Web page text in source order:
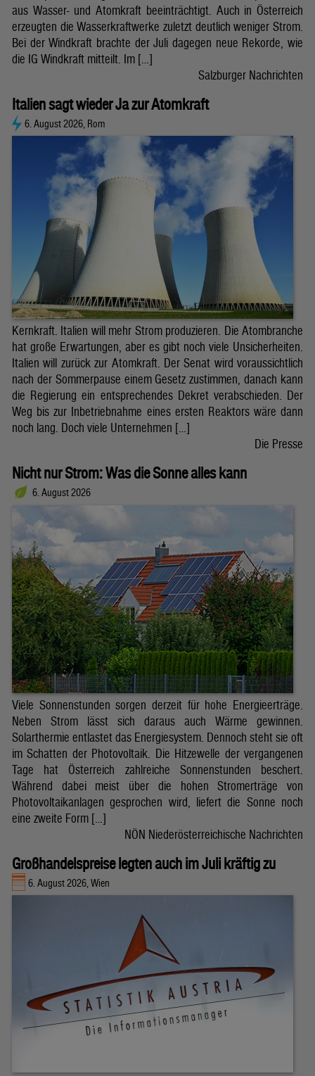
aus Wasser- und Atomkraft beeinträchtigt. Auch in Österreich
erzeugten die Wasserkraftwerke zuletzt deutlich weniger Strom.
Bei der Windkraft brachte der Juli dagegen neue Rekorde, wie
die IG Windkraft mitteilt. Im […]
Salzburger Nachrichten
Italien sagt wieder Ja zur Atomkraft
6. August 2026, Rom
Kernkraft. Italien will mehr Strom produzieren. Die Atombranche
hat große Erwartungen, aber es gibt noch viele Unsicherheiten.
Italien will zurück zur Atomkraft. Der Senat wird voraussichtlich
nach der Sommerpause einem Gesetz zustimmen, danach kann
die Regierung ein entsprechendes Dekret verabschieden. Der
Weg bis zur Inbetriebnahme eines ersten Reaktors wäre dann
noch lang. Doch viele Unternehmen […]
Die Presse
Nicht nur Strom: Was die Sonne alles kann
6. August 2026
Viele Sonnenstunden sorgen derzeit für hohe Energieerträge.
Neben Strom lässt sich daraus auch Wärme gewinnen.
Solarthermie entlastet das Energiesystem. Dennoch steht sie oft
im Schatten der Photovoltaik. Die Hitzewelle der vergangenen
Tage hat Österreich zahlreiche Sonnenstunden beschert.
Während dabei meist über die hohen Stromerträge von
Photovoltaikanlagen gesprochen wird, liefert die Sonne noch
eine zweite Form […]
NÖN Niederösterreichische Nachrichten
Großhandelspreise legten auch im Juli kräftig zu
6. August 2026, Wien